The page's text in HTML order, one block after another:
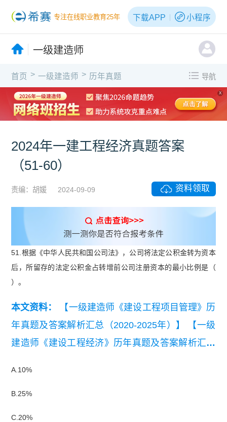
专注在线职业教育25年 下载APP 小程序
一级建造师
首页 > 一级建造师 > 历年真题 导航
X
2024年一建工程经济真题答案
（51-60）
责编：胡媛 2024-09-09 资料领取
51.根据《中华人民共和国公司法》，公司将法定公积金转为资本
后，所留存的法定公积金占转增前公司注册资本的最小比例是（
）。
本文资料：
【一级建造师《建设工程项目管理》历
年真题及答案解析汇总（2020-2025年）】
【一级
建造师《建设工程经济》历年真题及答案解析汇总
《建设工程法规》真题及答案-完整版.pdf】
4一级建造师建设工程项目管理真题及答案.pdf】
A.10%
B.25%
C.20%